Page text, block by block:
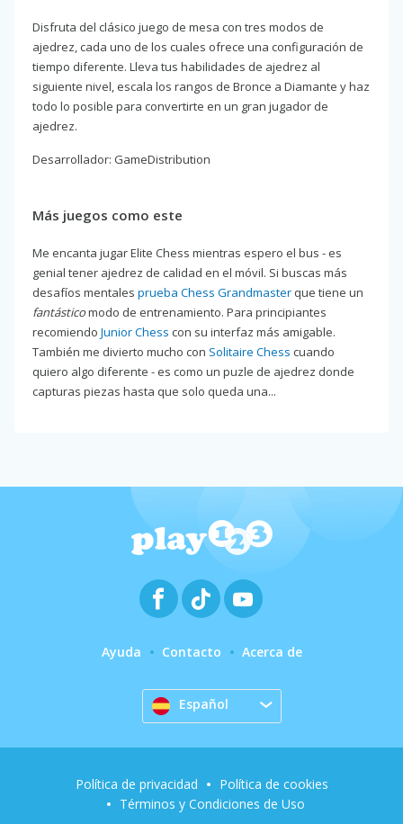
Disfruta del clásico juego de mesa con tres modos de
ajedrez, cada uno de los cuales ofrece una configuración de
tiempo diferente. Lleva tus habilidades de ajedrez al
siguiente nivel, escala los rangos de Bronce a Diamante y haz
todo lo posible para convertirte en un gran jugador de
ajedrez.
Desarrollador: GameDistribution
Más juegos como este
Me encanta jugar Elite Chess mientras espero el bus - es
genial tener ajedrez de calidad en el móvil. Si buscas más
desafíos mentales prueba Chess Grandmaster que tiene un
fantásticomodo de entrenamiento. Para principiantes
recomiendo Junior Chess con su interfaz más amigable.
También me divierto mucho con Solitaire Chess cuando
quiero algo diferente - es como un puzle de ajedrez donde
capturas piezas hasta que solo queda una...
Ayuda Contacto Acerca de
Español
Política de privacidad
Política de cookies
Términos y Condiciones de Uso